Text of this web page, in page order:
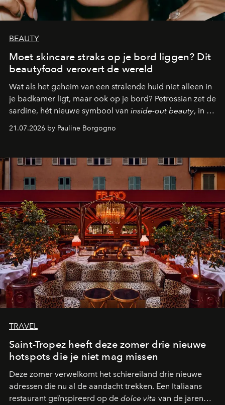
BEAUTY
Moet skincare straks op je bord liggen? Dit
beautyfood verovert de wereld
Wat als het geheim van een stralende huid niet alleen in
je badkamer ligt, maar ook op je bord? Petrossian zet de
sardine, hét nieuwe symbool van inside-out beauty, in de
kijker met twee gastronomische creaties.
21.07.2026 by Pauline Borgogno
TRAVEL
Saint-Tropez heeft deze zomer drie nieuwe
hotspots die je niet mag missen
Deze zomer verwelkomt het schiereiland drie nieuwe
adressen die nu al de aandacht trekken. Een Italiaans
restaurant geïnspireerd op de dolce vita van de jaren